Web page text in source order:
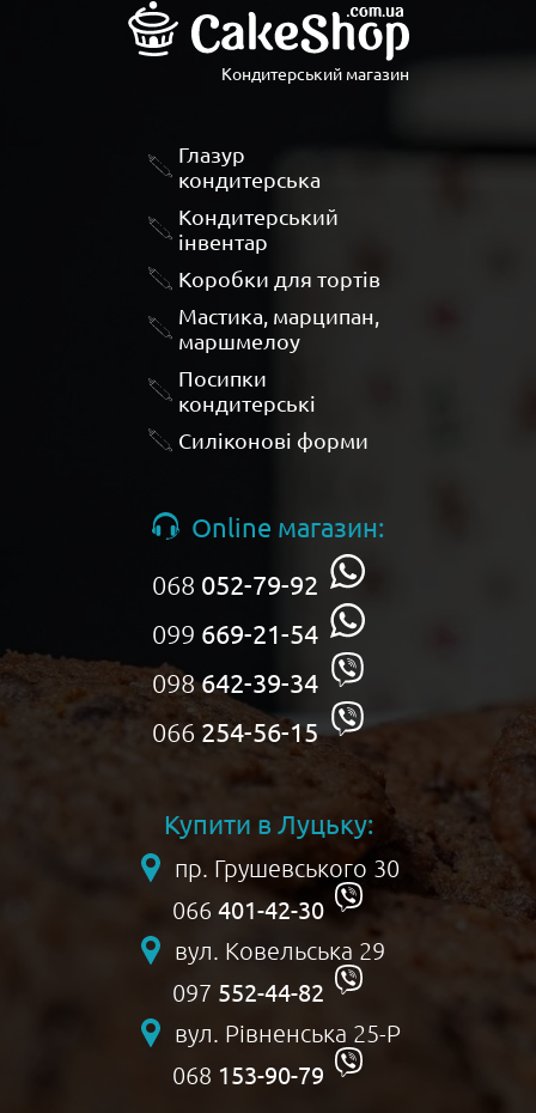
Кондитерський магазин
Глазур
кондитерська
Кондитерський
інвентар
Коробки для тортів
Мастика, марципан,
маршмелоу
Посипки
кондитерські
Силіконові форми
Online магазин:
068 052-79-92
099 669-21-54
098642-39-34
066 254-56-15
Купити в Луцьку:
пр. Грушевського 30
066 401-42-30
вул. Ковельська 29
097 552-44-82
вул. Рівненська 25-Р
068 153-90-79